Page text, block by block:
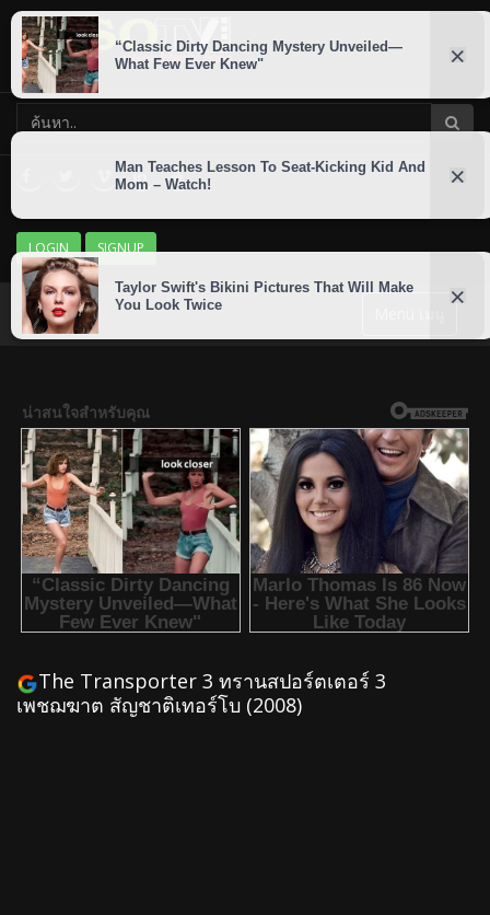
LOGIN SIGNUP
The Transporter 3 ทรานสปอร์ตเตอร์ 3
เพชฌฆาต สัญชาติเทอร์โบ (2008)